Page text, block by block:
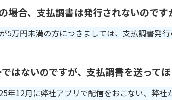
場合、支払調書は発行されないのです
5万円未満の方につきましては、支払調書発行
はないのですが、支払調書を送って
年12月に弊社アプリで配信をおこない、弊社